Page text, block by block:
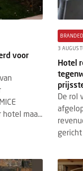
voor
maa...
3
Hotel
De rol
gericht